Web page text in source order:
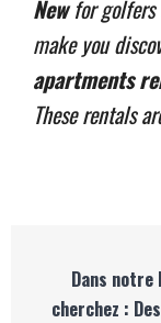
Newfor golfers
make you
apartments
These rentals
Dans notre
cherchez :